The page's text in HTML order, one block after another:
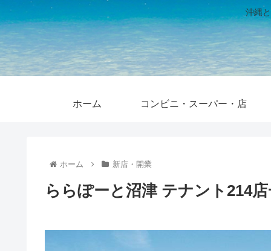
沖縄
ホーム コンビニ・スーパー・店
ホーム 新店・開業
ららぽーと沼津 テナント214